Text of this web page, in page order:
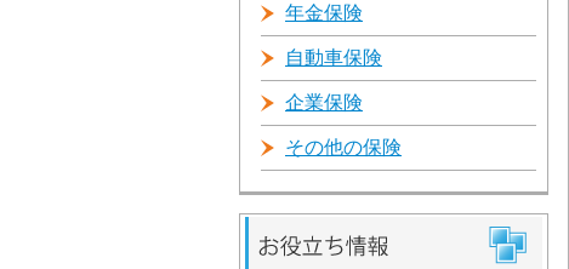
年金保険
自動車保険
企業保険
その他の保険